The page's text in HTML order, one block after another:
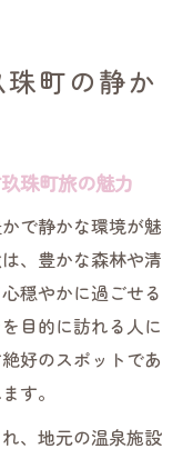
町の静か
珠町旅の魅力
で静かな環境が魅
、豊かな森林や清
穏やかに過ごせる
目的に訪れる人に
好のスポットであ
す。
、地元の温泉施設